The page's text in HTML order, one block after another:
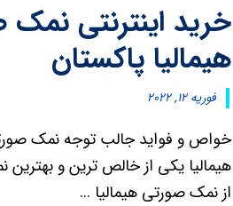
خرید اینترنتی
هیمالیا پاکستان
فوریه ۱۲, ۲۰۲۲
خواص و فواید جالب توجه نمک
هیمالیا یکی از خالص ترین و
از نمک صورتی هیمالیا ...